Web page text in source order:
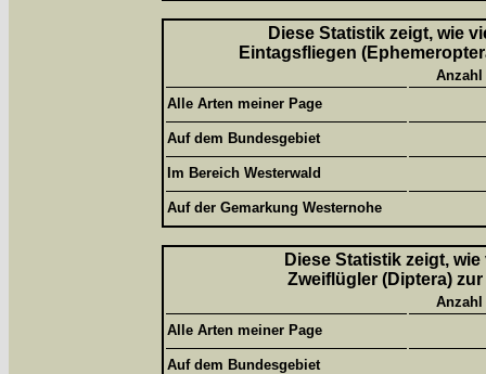
Diese Statistik zeigt, wie
Eintagsfliegen
Alle Arten meiner Page
Auf dem Bundesgebiet
Im Bereich Westerwald
Auf der Gemarkung Westernohe
Diese Statistik zeigt,
Zweiflügler (Diptera)
Alle Arten meiner Page
Auf dem Bundesgebiet